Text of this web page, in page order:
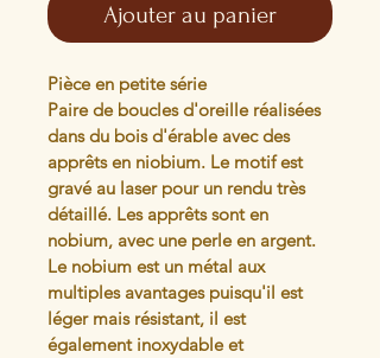
Ajouter au panier
Pièce en petite série
Paire de boucles d'oreille réalisées
dans du bois d'érable avec des
apprêts en niobium. Le motif est
gravé au laser pour un rendu très
détaillé. Les apprêts sont en
nobium, avec une perle en argent.
Le nobium est un métal aux
multiples avantages puisqu'il est
léger mais résistant, il est
également inoxydable et